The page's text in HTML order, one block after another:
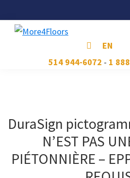
to
primary
to
main
to
footer
EN
514 944-6072 - 1
DuraSign
N’EST PAS
PIÉTONNIÈRE –